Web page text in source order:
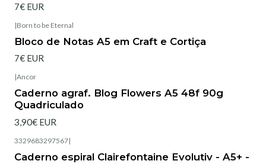
7€ EUR
|Born to be Eternal
Bloco de Notas A5 em Craft e Cortiça
7€ EUR
|Ancor
Caderno agraf. Blog Flowers A5 48f 90g
Quadriculado
3,90€ EUR
3329683297567|
Caderno espiral Clairefontaine Evolutiv - A5+ -